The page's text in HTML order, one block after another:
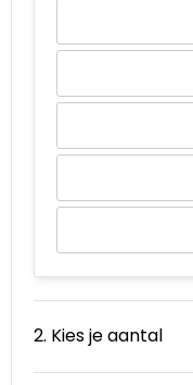
2. Kies je aantal